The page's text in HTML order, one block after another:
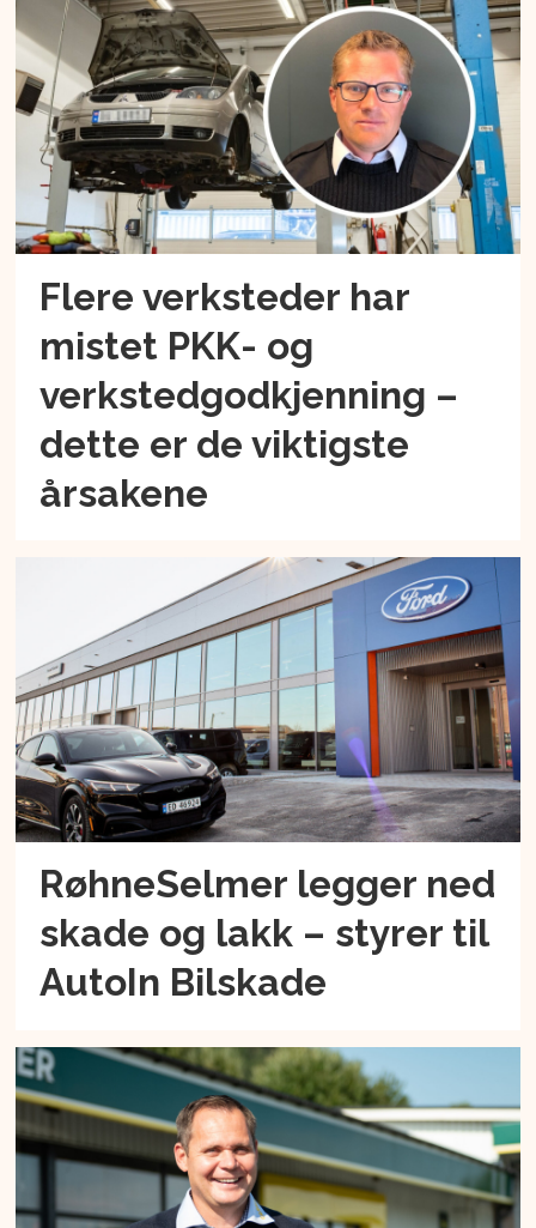
Flere verksteder har
mistet PKK- og
verkstedgodkjenning –
dette er de viktigste
årsakene
RøhneSelmer legger ned
skade og lakk – styrer til
AutoIn Bilskade